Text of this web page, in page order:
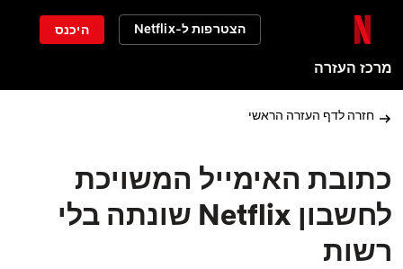
הצטרפות ל-Netflix היכנס
מרכז העזרה
חזרה לדף העזרה הראשי
כתובת האימייל המשויכת
לחשבון Netflix שונתה בלי
רשות